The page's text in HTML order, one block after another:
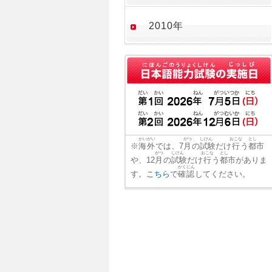
2010年
※海外
かいがい
では、7月
がつ
の試験
しけん
だけ行
おこな
う 都市
とし
や、12月
がつ
の試験
しけん
だけ行
おこな
う 都市
とし
がありま
す。 こちら で確認
かくにん
してください。